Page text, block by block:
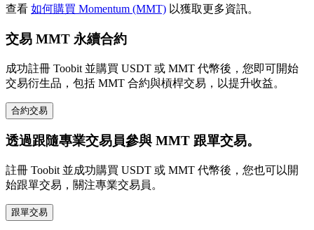
查看 如何購買 Momentum (MMT) 以獲取更多資訊。
交易 MMT 永續合約
成功註冊 Toobit 並購買 USDT 或 MMT 代幣後，您即可開始
交易衍生品，包括 MMT 合約與槓桿交易，以提升收益。
合約交易
透過跟隨專業交易員參與 MMT 跟單交易。
註冊 Toobit 並成功購買 USDT 或 MMT 代幣後，您也可以開
始跟單交易，關注專業交易員。
跟單交易